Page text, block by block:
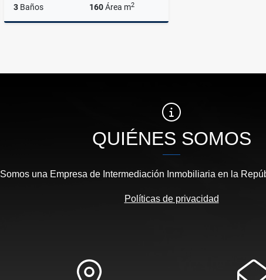
3Baños 160Área m2
QUIÉNES SOMOS
Somos una Empresa de Intermediación Inmobiliaria en la
Políticas de privacidad